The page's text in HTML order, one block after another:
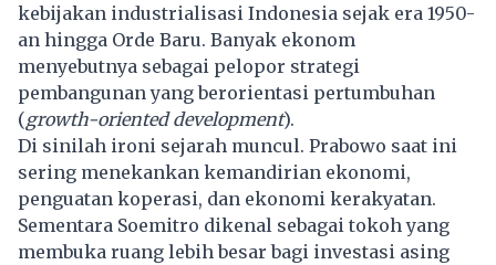
kebijakan industrialisasi Indonesia sejak era 1950-
an hingga Orde Baru. Banyak ekonom
menyebutnya sebagai pelopor strategi
pembangunan yang berorientasi pertumbuhan
(growth-oriented development).
Di sinilah ironi sejarah muncul. Prabowo saat ini
sering menekankan kemandirian ekonomi,
penguatan koperasi, dan ekonomi kerakyatan.
Sementara Soemitro dikenal sebagai tokoh yang
membuka ruang lebih besar bagi investasi asing